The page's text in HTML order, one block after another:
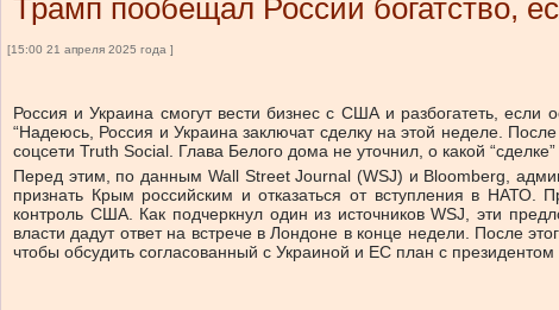
Трамп пообещал России богатство,
[15:00 21 апреля 2025 года ]
Россия и Украина смогут вести бизнес с США и разбогатеть, если
“Надеюсь, Россия и Украина заключат сделку на этой неделе.
соцсети Truth Social. Глава Белого дома не уточнил, о какой
Перед этим, по данным Wall Street Journal (WSJ) и Bloomberg,
признать Крым российским и отказаться от вступления в
контроль США. Как подчеркнул один из источников WSJ, эти
власти дадут ответ на встрече в Лондоне в конце недели. После
чтобы обсудить согласованный с Украиной и ЕС план с